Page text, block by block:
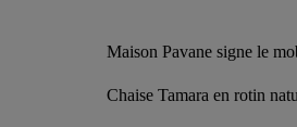
Maison Pavane signe le
Chaise Tamara en rotin